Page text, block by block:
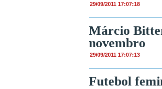
29/09/2011 17:07:18
Márcio
novembro
29/09/2011 17:07:13
Futebol